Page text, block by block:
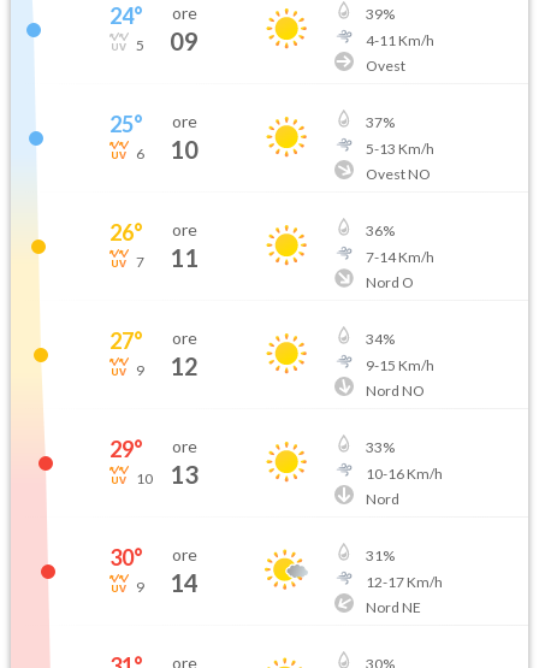
24°
5
ore
09
39%
4-11 Km/h
Ovest
25°
6
ore
10
37%
5-13 Km/h
Ovest NO
26°
7
ore
11
36%
7-14Km/h
Nord O
27°
9
ore
12
34%
9-15 Km/h
Nord NO
29°
10
ore
13
33%
10-16Km/h
Nord
30°
9
ore
14
31%
12-17Km/h
Nord NE
ore 30%